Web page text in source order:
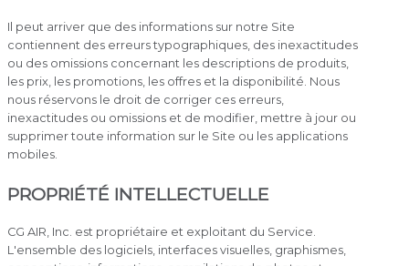
Il peut arriver que des informations sur notre Site
contiennent des erreurs typographiques, des inexactitudes
ou des omissions concernant les descriptions de produits,
les prix, les promotions, les offres et la disponibilité. Nous
nous réservons le droit de corriger ces erreurs,
inexactitudes ou omissions et de modifier, mettre à jour ou
supprimer toute information sur le Site ou les applications
mobiles.
PROPRIÉTÉ INTELLECTUELLE
CG AIR, Inc. est propriétaire et exploitant du Service.
L'ensemble des logiciels, interfaces visuelles, graphismes,